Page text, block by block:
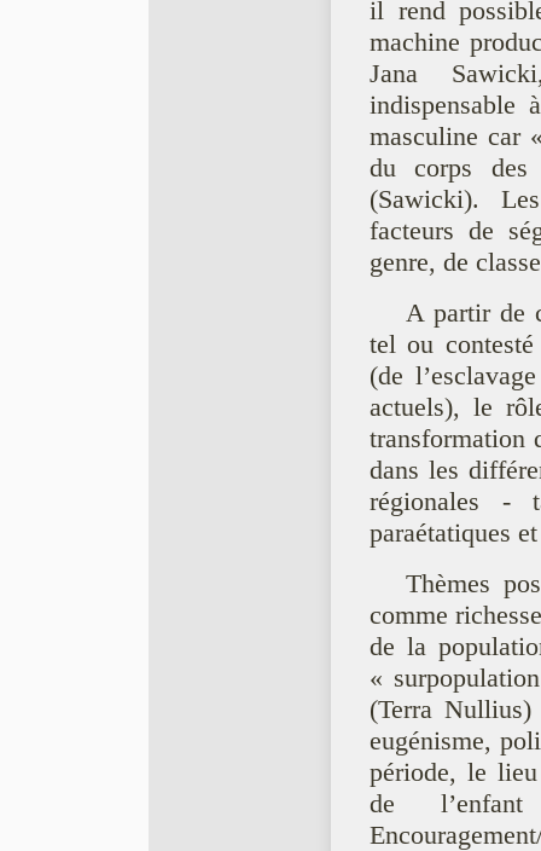
il rend
machine
Jana
indispensable
masculine car
du corps des
(Sawicki).
facteurs de
genre, de
A partir de
tel ou
(de
actuels), le
transformation
dans les
régionales -
paraétatiques
Thèmes
comme
de la
«
(Terra
eugénisme,
période, le lieu
de